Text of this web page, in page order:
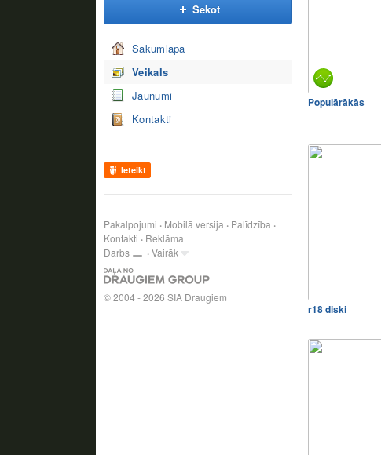
Sekot
Sākumlapa
Veikals
Jaunumi
Kontakti
Ieteikt
Pakalpojumi Mobilā versija
Palīdzība
Kontakti
Reklāma
Darbs
Vairāk
© 2004 - 2026 SIA Draugiem
Populārākās
r18 diski